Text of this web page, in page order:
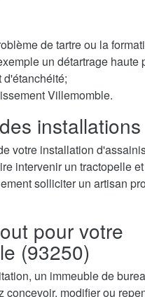
de tartre ou la
un détartrage haute
d'étanchéité;
Villemomble.
installations
votre installation
intervenir un tractopelle
solliciter un artisan
pour votre
(93250)
un immeuble de
modifier ou